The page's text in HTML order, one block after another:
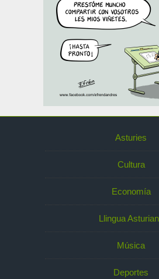
Asturies
Cultura
Economía
Llingua
Música
Deportes